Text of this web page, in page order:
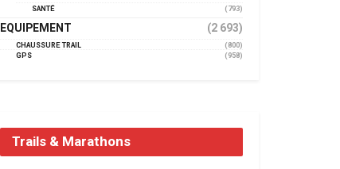
SANTÉ
(793)
EQUIPEMENT (2 693)
CHAUSSURE TRAIL
(800)
GPS
(958)
Trails & Marathons